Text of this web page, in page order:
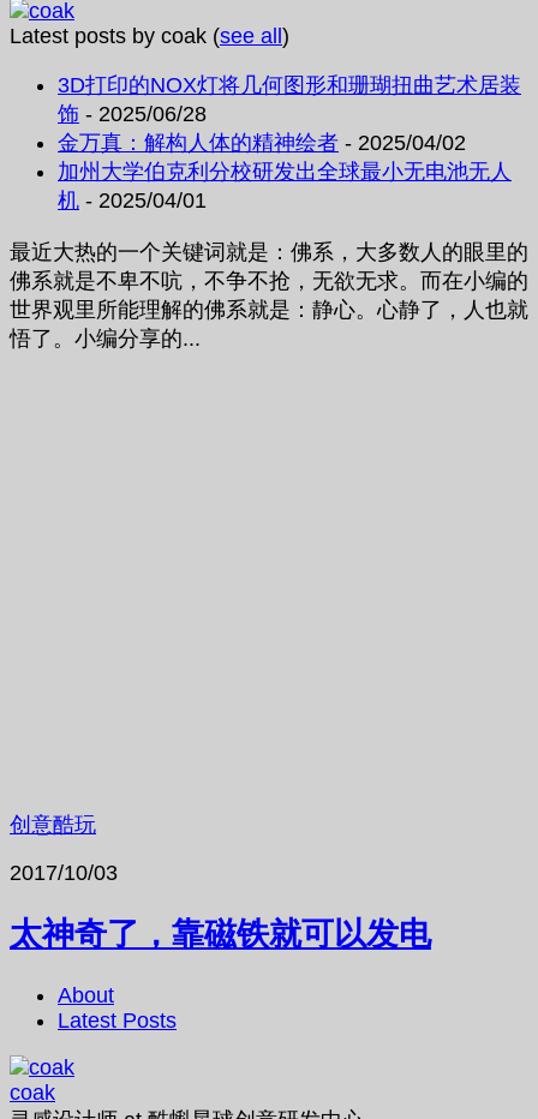
Latest posts by coak (see all )
3D打印的NOX灯将几何图形和珊瑚扭曲艺术居装
饰 - 2025/06/28
金万真：解构人体的精神绘者 - 2025/04/02
加州大学伯克利分校研发出全球最小无电池无人
机 - 2025/04/01
最近大热的一个关键词就是：佛系，大多数人的眼里的
佛系就是不卑不吭，不争不抢，无欲无求。而在小编的
世界观里所能理解的佛系就是：静心。心静了，人也就
悟了。小编分享的...
创意酷玩
2017/10/03
太神奇了，靠磁铁就可以发电
About
Latest Posts
coak